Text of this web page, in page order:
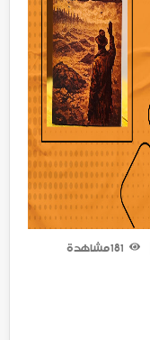
مشاهدة